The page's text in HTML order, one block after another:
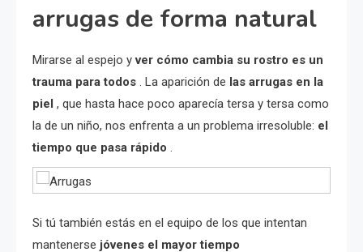
arrugas de forma natural
Mirarse al espejo yver cómo cambia su rostro es un
trauma para todos . La aparición de las arrugas en la
piel , que hasta hace poco aparecía tersa y tersa como
la de un niño, nos enfrenta a un problema irresoluble: el
tiempo que pasa rápido .
Si tú también estás en el equipo de los que intentan
mantenerse jóvenes el mayor tiempo